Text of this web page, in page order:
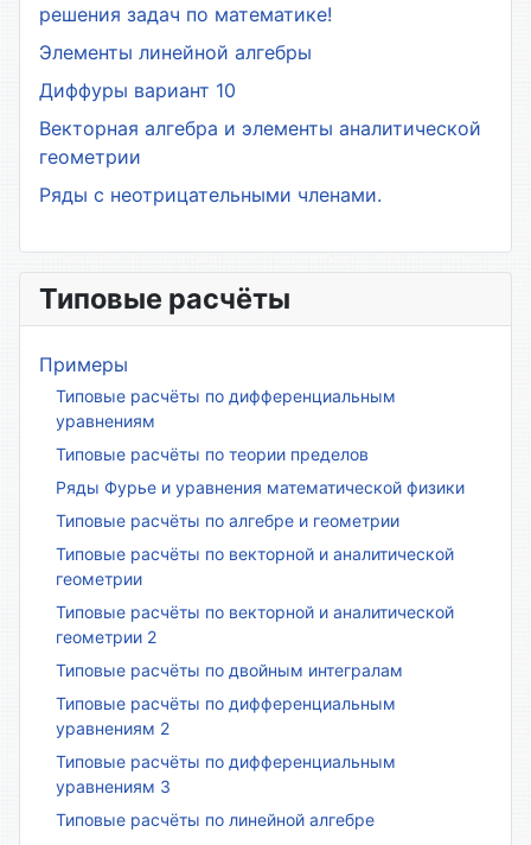
решения задач по математике!
Элементы линейной алгебры
Диффуры вариант 10
Векторная алгебра и элементы аналитической
геометрии
Ряды с неотрицательными членами.
Типовые расчёты
Примеры
Типовые расчёты по дифференциальным
уравнениям
Типовые расчёты по теории пределов
Ряды Фурье и уравнения математической физики
Типовые расчёты по алгебре и геометрии
Типовые расчёты по векторной и аналитической
геометрии
Типовые расчёты по векторной и аналитической
геометрии 2
Типовые расчёты по двойным интегралам
Типовые расчёты по дифференциальным
уравнениям 2
Типовые расчёты по дифференциальным
уравнениям 3
Типовые расчёты по линейной алгебре